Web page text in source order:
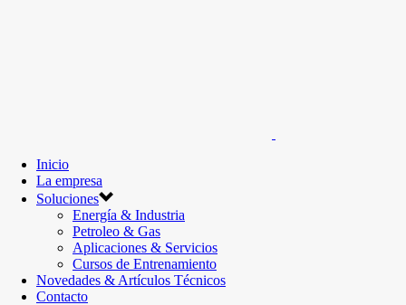
Inicio
La empresa
Soluciones
Energía & Industria
Petroleo & Gas
Aplicaciones & Servicios
Cursos de Entrenamiento
Novedades & Artículos Técnicos
Contacto